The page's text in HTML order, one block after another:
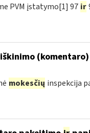
PVM įstatymo[1] 97 ir
mokesčių inspekcija